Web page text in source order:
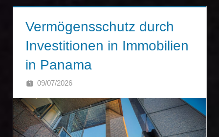
Vermögensschutz durch
Investitionen in Immobilien
in Panama
09/07/2026